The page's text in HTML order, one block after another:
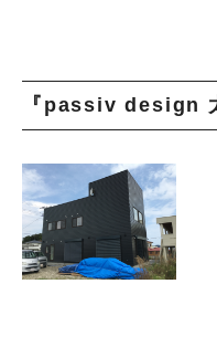
『passiv design